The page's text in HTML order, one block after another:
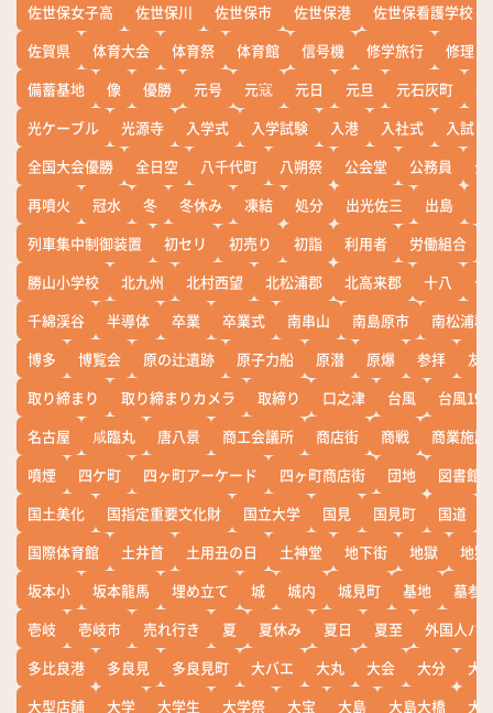
佐世保女子高
佐世保川 佐世保市 佐世保港
佐世保看護学校
佐賀県
体育大会 体育祭 体育館 信号機 修学旅行
修理
備蓄基地
像 優勝 元号 元寇 元日 元旦 元石灰町
光ケーブル
光源寺 入学式 入学試験 入港 入社式
入試
全国大会優勝
全日空 八千代町 八朔祭 公会堂 公務員
公
再噴火
冠水 冬 冬休み 凍結 処分 出光佐三 出島
列車集中制御装置
初セリ 初売り 初詣 利用者 労働組合
勝山小学校
北九州 北村西望 北松浦郡 北高来郡 十八
十
千綿渓谷
半導体 卒業 卒業式 南串山 南島原市
南松浦郡
博多
博覧会 原の辻遺跡 原子力船 原潜 原爆 参拝
友
取り締まり
取り締まりカメラ 取締り 口之津 台風
台風19
名古屋
咸臨丸 唐八景 商工会議所 商店街 商戦
商業施設
噴煙
四ケ町 四ヶ町アーケード 四ヶ町商店街 団地
図書館
国土美化
国指定重要文化財 国立大学 国見 国見町 国道
国際体育館
土井首 土用丑の日 土神堂 地下街 地獄
地獄
坂本小
坂本龍馬 埋め立て 城 城内 城見町 基地
墓参
壱岐
壱岐市 売れ行き 夏 夏休み 夏日 夏至
外国人バ
多比良港
多良見 多良見町 大バエ 大丸 大会 大分
大
大型店舗
大学 大学生 大学祭 大宝 大島 大島大橋
大